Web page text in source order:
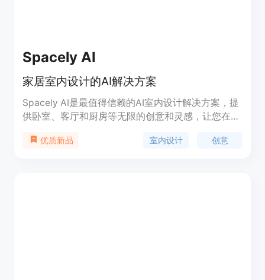
Spacely AI
家居室内设计的AI解决方案
Spacely AI是最值得信赖的AI室内设计解决方案，提
供卧室、客厅和厨房等无限的创意和灵感，让您在
优质新品 室内设计 创意